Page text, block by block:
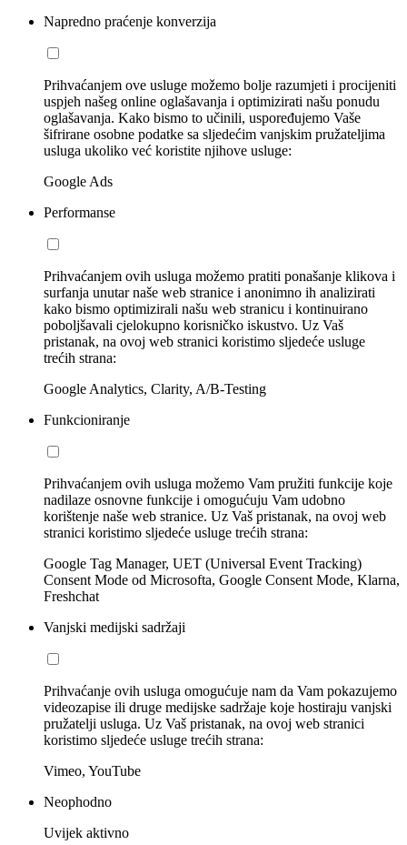
Napredno praćenje konverzija
Prihvaćanjem ove usluge možemo bolje razumjeti i procijeniti
uspjeh našeg online oglašavanja i optimizirati našu ponudu
oglašavanja. Kako bismo to učinili, uspoređujemo Vaše
šifrirane osobne podatke sa sljedećim vanjskim pružateljima
usluga ukoliko već koristite njihove usluge:
Google Ads
Performanse
Prihvaćanjem ovih usluga možemo pratiti ponašanje klikova i
surfanja unutar naše web stranice i anonimno ih analizirati
kako bismo optimizirali našu web stranicu i kontinuirano
poboljšavali cjelokupno korisničko iskustvo. Uz Vaš
pristanak, na ovoj web stranici koristimo sljedeće usluge
trećih strana:
Google Analytics, Clarity, A/B-Testing
Funkcioniranje
Prihvaćanjem ovih usluga možemo Vam pružiti funkcije koje
nadilaze osnovne funkcije i omogućuju Vam udobno
korištenje naše web stranice. Uz Vaš pristanak, na ovoj web
stranici koristimo sljedeće usluge trećih strana:
Google Tag Manager, UET (Universal Event Tracking)
Consent Mode od Microsofta, Google Consent Mode, Klarna,
Freshchat
Vanjski medijski sadržaji
Prihvaćanje ovih usluga omogućuje nam da Vam pokazujemo
videozapise ili druge medijske sadržaje koje hostiraju vanjski
pružatelji usluga. Uz Vaš pristanak, na ovoj web stranici
koristimo sljedeće usluge trećih strana:
Vimeo, YouTube
Neophodno
Uvijek aktivno